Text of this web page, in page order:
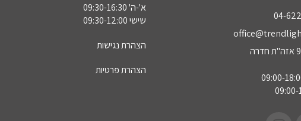
04-
א'-ה' 09:30-16:30
שישי 09:30-12:00
הצהרת נגישות
הצהרת פרטיות